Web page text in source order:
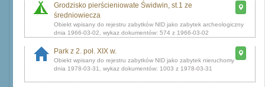
Grodzisko pierścieniowate Świdwin, st.1 ze
średniowiecza
dnia 1966-03-02, wykaz dokumentów: 574 z 1966-03-02
Park z 2. poł. XIX w.
dnia 1978-03-31, wykaz dokumentów: 1003 z 1978-03-31